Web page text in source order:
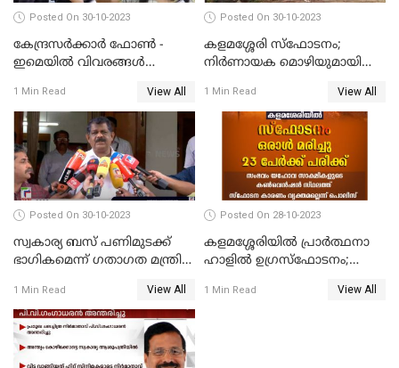
Posted On 30-10-2023
കേന്ദ്രസര്‍ക്കാര്‍ ഫോണ്‍ -
ഇമെയില്‍ വിവരങ്ങള്‍
പ്രതിപക്ഷ നേതാക്കള്‍
1 Min Read View All
Posted On 30-10-2023
കളമശ്ശേരി സ്ഫോടനം;
നിർണായക മൊഴിയുമായി
കോൾ വിവരങ്ങൾ തേടി
പൊലീസ്
1 Min Read View All
Posted On 30-10-2023
സ്വകാര്യ ബസ് പണിമുടക്ക്
ഭാഗികമെന്ന് ഗതാഗത മന്ത്രി
1 Min Read View All
Posted On 28-10-2023
കളമശ്ശേരിയിൽ പ്രാർത്ഥനാ
ഹാളിൽ ഉഗ്രസ്‌ഫോടനം;
പേരുടെ നില ഗുരുതരം
1 Min Read View All